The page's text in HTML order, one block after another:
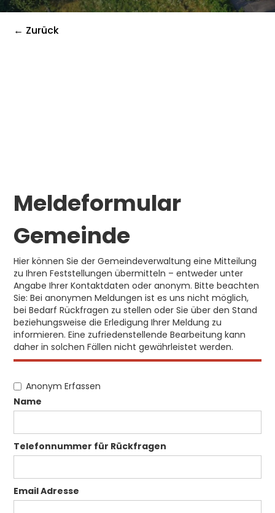
← Zurück
Meldeformular
Gemeinde
Hier können Sie der Gemeindeverwaltung eine Mitteilung
zu Ihren Feststellungen übermitteln – entweder unter
Angabe Ihrer Kontaktdaten oder anonym. Bitte beachten
Sie: Bei anonymen Meldungen ist es uns nicht möglich,
bei Bedarf Rückfragen zu stellen oder Sie über den Stand
beziehungsweise die Erledigung Ihrer Meldung zu
informieren. Eine zufriedenstellende Bearbeitung kann
daher in solchen Fällen nicht gewährleistet werden.
Anonym Erfassen
Name
Telefonnummer für Rückfragen
Email Adresse